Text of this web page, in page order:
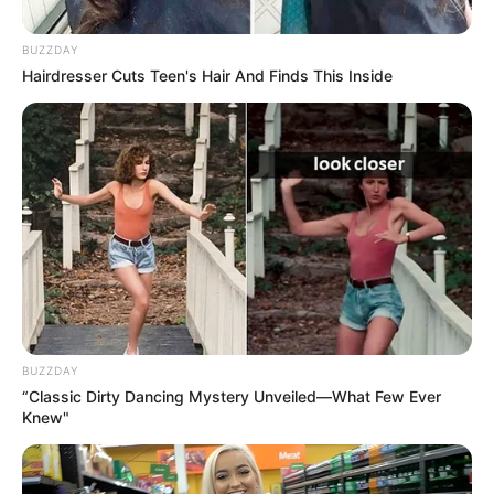
ΣΤΗΡΙΞΤΕ ΤΗΝ ΠΡΟΣΠΑΘΕΙΑ ΜΑΣ.. ΜΗΝ
ΒΟΗΘΕΙΣΤΕ ΜΑΣ ΚΑΝΟΝΤΑΣ ΜΙΑ
ΔΩΡΕΑ..ΠΑΤΗΣΤΕ ΤΟ ΚΟΥΜΠΙ “DONATE”
BUZZDAY
Hairdresser Cuts Teen's Hair And Finds This Inside
BUZZDAY
“Classic Dirty Dancing Mystery Unveiled—What Few Ever
Knew"